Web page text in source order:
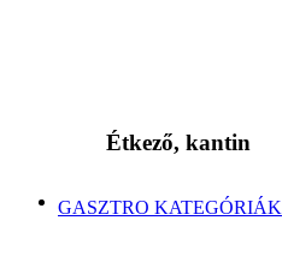
Étkező, kantin
GASZTRO KATEGÓRIÁK